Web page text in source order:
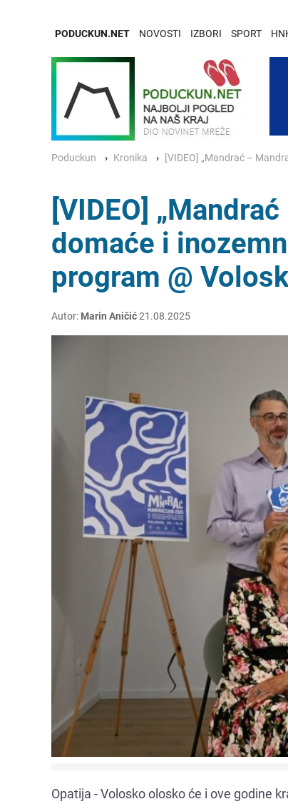
PODUCKUN.NET NOVOSTI IZBORI SPORT
Poduckun Kronika [VIDEO] „Mandrać –
[VIDEO]
domaće i
program @
Autor: Marin Aničić21.08.2025
Opatija - Volosko olosko će i ove godine